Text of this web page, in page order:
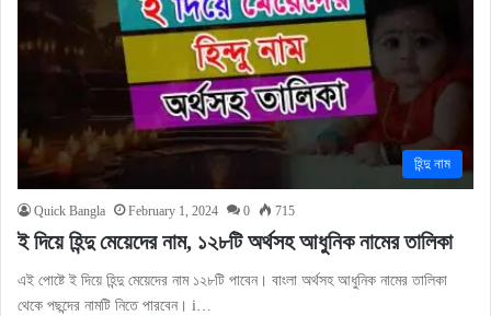
হিন্দু নাম
Quick Bangla February 1, 2024 0 715
ই দিয়ে হিন্দু মেয়েদের নাম, ১২৮টি অর্থসহ আধুনিক নামের তালিকা
এই পোষ্টে ই দিয়ে হিন্দু মেয়েদের নাম ১২৮টি পাবেন। বাংলা অর্থসহ আধুনিক নামের তালিকা
থেকে পছন্দের নামটি নিতে পারবেন। i…